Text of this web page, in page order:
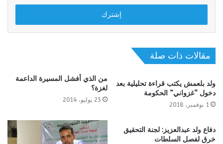
الإلكتروني
مقالات ذات صلة
ولد بلعمش يكتب قراءة تحليلية بعد
دخول “غزواني” الحكومة
1 نوفمبر، 2018
من الذي أفشل المسيرة الداعمة
لغزة؟
25 يوليو، 2014
دفاع ولد عبدالعزيز: لجنة التحقيق
خرق لفصل السلطات